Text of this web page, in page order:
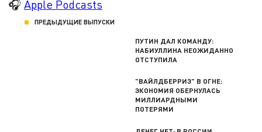
🎧 Apple Podcasts
ПРЕДЫДУЩИЕ ВЫПУСКИ
ПУТИН ДАЛ КОМАНДУ:
НАБИУЛЛИНА НЕОЖИДАННО
ОТСТУПИЛА
"ВАЙЛДБЕРРИЗ" В ОГНЕ:
ЭКОНОМИЯ ОБЕРНУЛАСЬ
МИЛЛИАРДНЫМИ
ПОТЕРЯМИ